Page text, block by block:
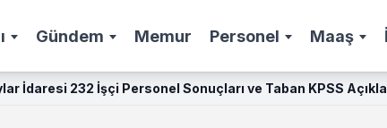
Gündem Memur Personel Maaş
İdaresi 232 İşçi Personel Sonuçları ve Taban KPSS